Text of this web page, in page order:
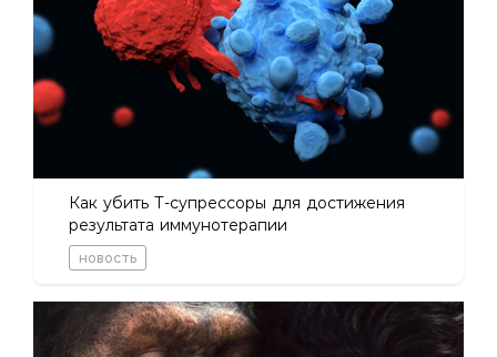
Как убить Т-супрессоры для достижения
результата иммунотерапии
новость